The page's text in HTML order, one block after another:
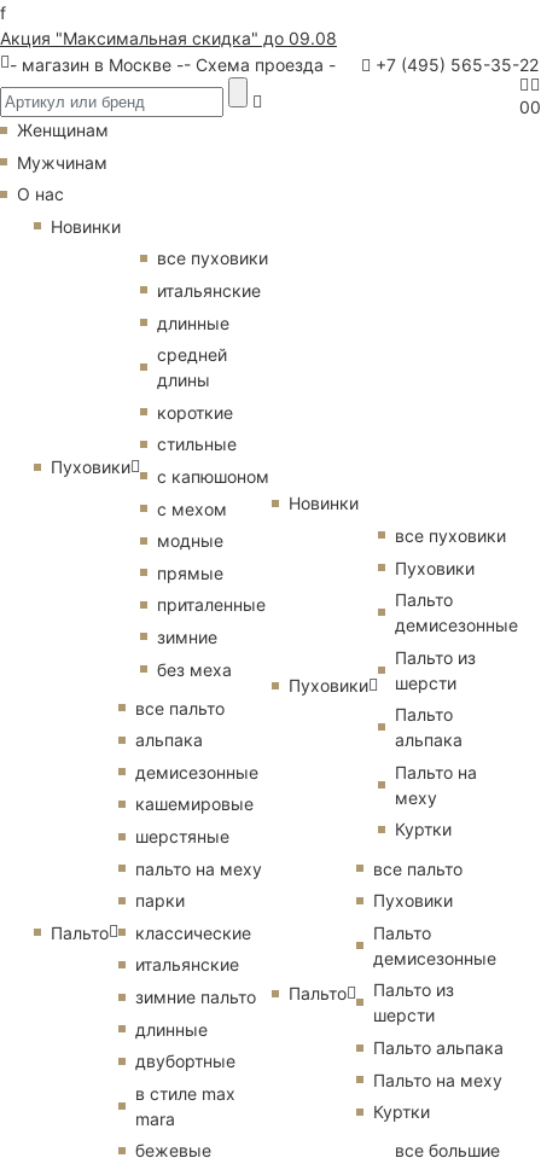
f
Акция "Максимальная скидка" до 09.08
- магазин в Москве -- Схема проезда - +7 (495) 565-35-22
00
Женщинам
Мужчинам
О нас
Новинки
Пуховики
все пуховики
итальянские
длинные
средней
длины
короткие
стильные
с капюшоном
с мехом
модные
прямые
приталенные
зимние
без меха
Пальто
все пальто
альпака
демисезонные
кашемировые
шерстяные
пальто на меху
парки
классические
итальянские
зимние пальто
длинные
двубортные
в стиле max
mara
бежевые
Новинки
Пуховики
все пуховики
Пуховики
Пальто
демисезонные
Пальто из
шерсти
Пальто
альпака
Пальто на
меху
Куртки
Пальто
все пальто
Пуховики
Пальто
демисезонные
Пальто из
шерсти
Пальто альпака
Пальто на меху
Куртки
все большие